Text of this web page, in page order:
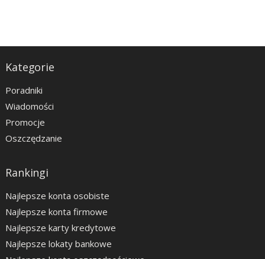
Kategorie
Poradniki
Wiadomości
Promocje
Oszczędzanie
Rankingi
Najlepsze konta osobiste
Najlepsze konta firmowe
Najlepsze karty kredytowe
Najlepsze lokaty bankowe